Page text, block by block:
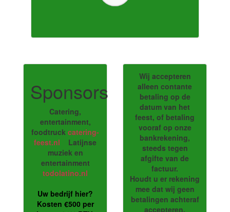
Sponsors
Catering,
entertainment,
foodtruck catering-
feest.nl Latijnse
muziek en
entertainment
todolatino.nl
Uw bedrijf hier?
Kosten €500 per
Wij accepteren
alleen contante
betaling op de
datum van het
feest, of betaling
vooraf op onze
bankrekening,
steeds tegen
afgifte van de
factuur.
Houdt u er rekening
mee dat wij geen
betalingen achteraf
accepteren.